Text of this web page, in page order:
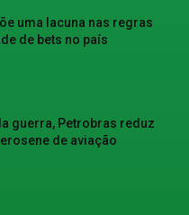
uma lacuna nas regras
de bets no país
guerra, Petrobras reduz
de aviação